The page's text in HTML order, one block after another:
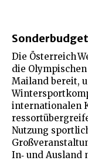
Die Österreich
die
Mailand bereit,
internationalen
Nutzung
In‑ und Ausland